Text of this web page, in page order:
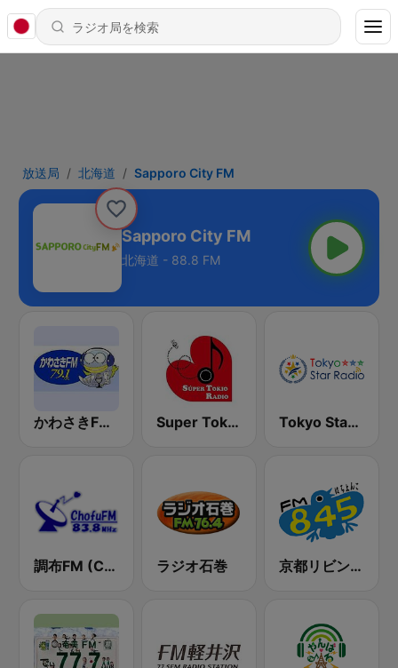
放送局 北海道 Sapporo City FM
Sapporo City FM
北海道 - 88.8 FM
かわさきFM (FM K-City) Super Tokio Radio Tokyo Star Radio (八王子FM)
調布FM (Chofu FM) ラジオ石巻 京都リビングエフエム (Kyoto Living FM)